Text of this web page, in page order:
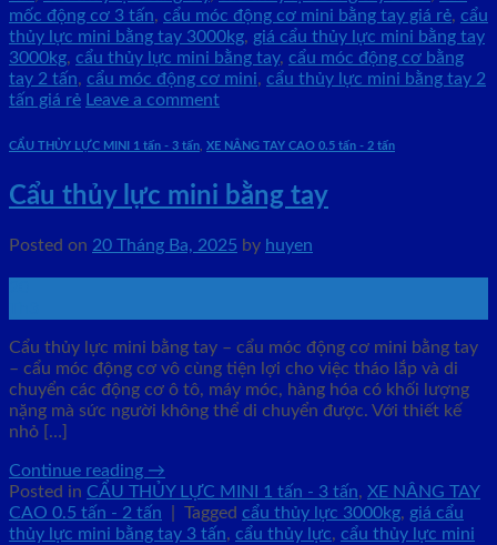
mốc động cơ 3 tấn, cẩu móc động cơ mini bằng tay giá rẻ, cẩu
thủy lực mini bằng tay 3000kg, giá cẩu thủy lực mini bằng tay
3000kg, cẩu thủy lực mini bằng tay, cẩu móc động cơ bằng
tay 2 tấn, cẩu móc động cơ mini, cẩu thủy lực mini bằng tay 2
tấn giá rẻ Leave a comment
CẨU THỦY LỰC MINI 1 tấn - 3 tấn, XE NÂNG TAY CAO 0.5 tấn - 2 tấn
Cẩu thủy lực mini bằng tay
Posted on 20 Tháng Ba, 2025 by huyen
Cẩu thủy lực mini bằng tay – cẩu móc động cơ mini bằng tay
– cẩu móc động cơ vô cùng tiện lợi cho việc tháo lắp và di
chuyển các động cơ ô tô, máy móc, hàng hóa có khối lượng
nặng mà sức người không thể di chuyển được. Với thiết kế
nhỏ […]
Continue reading →
Posted in CẨU THỦY LỰC MINI 1 tấn - 3 tấn, XE NÂNG TAY
CAO 0.5 tấn - 2 tấn
Tagged cẩu thủy lực 3000kg, giá cẩu
thủy lực mini bằng tay 3 tấn, cẩu thủy lực, cẩu thủy lực mini